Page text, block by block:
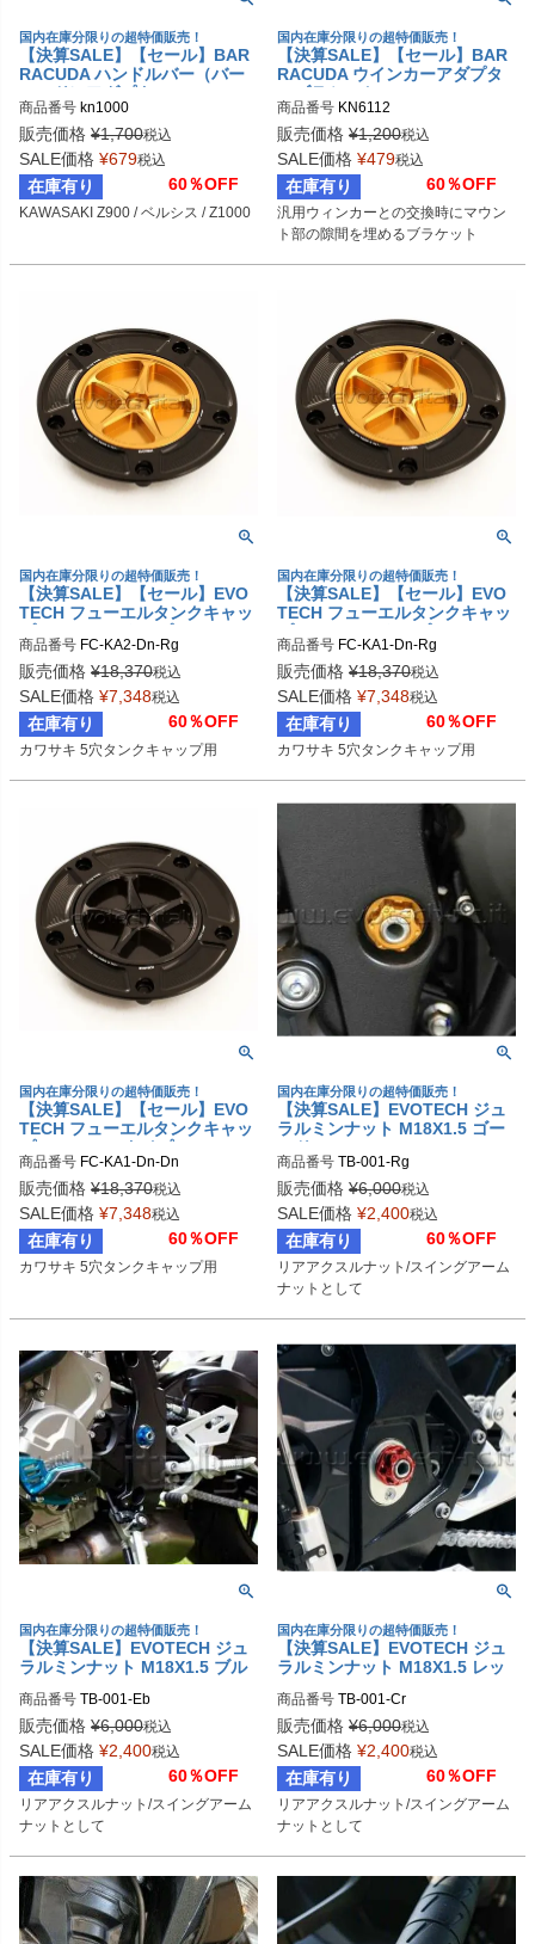
国内在庫分限りの超特価販売！
【決算SALE】【セール】BAR
RACUDA ハンドルバー（バー
エンド）アダプター Kawasaki
商品番号 kn1000
販売価格 ¥1,700税込
SALE価格 ¥679税込
在庫有り 60％OFF
KAWASAKI Z900 / ベルシス / Z1000
国内在庫分限りの超特価販売！
【決算SALE】【セール】BAR
RACUDA ウインカーアダプタ
ーブラケット KAWASAKI
商品番号 KN6112
販売価格 ¥1,200税込
SALE価格 ¥479税込
在庫有り 60％OFF
汎用ウィンカーとの交換時にマウン
ト部の隙間を埋めるブラケット
国内在庫分限りの超特価販売！
【決算SALE】【セール】EVO
TECH フューエルタンクキャッ
商品番号 FC-KA2-Dn-Rg
販売価格 ¥18,370税込
SALE価格 ¥7,348税込
在庫有り 60％OFF
カワサキ 5穴タンクキャップ用
国内在庫分限りの超特価販売！
【決算SALE】【セール】EVO
TECH フューエルタンクキャッ
商品番号 FC-KA1-Dn-Rg
販売価格 ¥18,370税込
SALE価格 ¥7,348税込
在庫有り 60％OFF
カワサキ 5穴タンクキャップ用
国内在庫分限りの超特価販売！
【決算SALE】【セール】EVO
TECH フューエルタンクキャッ
プ Kawasaki タイプ1
商品番号 FC-KA1-Dn-Dn
販売価格 ¥18,370税込
SALE価格 ¥7,348税込
在庫有り 60％OFF
カワサキ 5穴タンクキャップ用
国内在庫分限りの超特価販売！
【決算SALE】EVOTECH ジュ
ラルミンナット M18X1.5 ゴー
ルド | TB-001-Rg
商品番号 TB-001-Rg
販売価格 ¥6,000税込
SALE価格 ¥2,400税込
在庫有り 60％OFF
リアアクスルナット/スイングアーム
ナットとして
国内在庫分限りの超特価販売！
【決算SALE】EVOTECH ジュ
ラルミンナット M18X1.5 ブル
商品番号 TB-001-Eb
販売価格 ¥6,000税込
SALE価格 ¥2,400税込
在庫有り 60％OFF
リアアクスルナット/スイングアーム
ナットとして
国内在庫分限りの超特価販売！
【決算SALE】EVOTECH ジュ
ラルミンナット M18X1.5 レッ
商品番号 TB-001-Cr
販売価格 ¥6,000税込
SALE価格 ¥2,400税込
在庫有り 60％OFF
リアアクスルナット/スイングアーム
ナットとして